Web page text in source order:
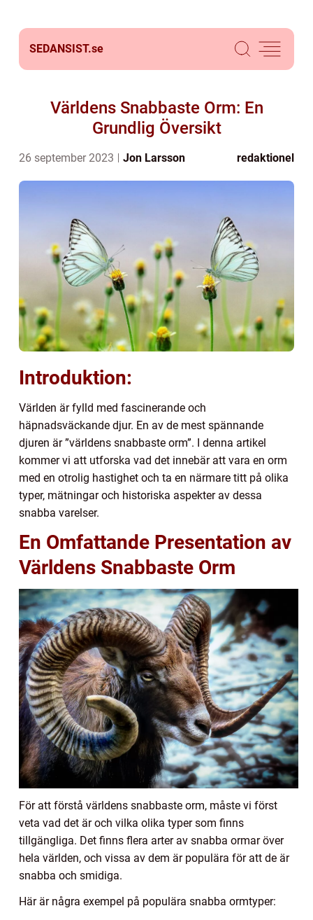
SEDANSIST.se
Världens Snabbaste Orm: En
Grundlig Översikt
26 september 2023 Jon Larsson redaktionel
Introduktion:
Världen är fylld med fascinerande och
häpnadsväckande djur. En av de mest spännande
djuren är ”världens snabbaste orm”. I denna artikel
kommer vi att utforska vad det innebär att vara en orm
med en otrolig hastighet och ta en närmare titt på olika
typer, mätningar och historiska aspekter av dessa
snabba varelser.
En Omfattande Presentation av
Världens Snabbaste Orm
För att förstå världens snabbaste orm, måste vi först
veta vad det är och vilka olika typer som finns
tillgängliga. Det finns flera arter av snabba ormar över
hela världen, och vissa av dem är populära för att de är
snabba och smidiga.
Här är några exempel på populära snabba ormtyper: